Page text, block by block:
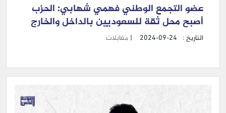
عضو التجمع الوطني فهمي شهابي: الحزب
أصبح محل ثقة للسعوديين بالداخل والخارج
التاريخ : 2024-09-24
| مقابلات